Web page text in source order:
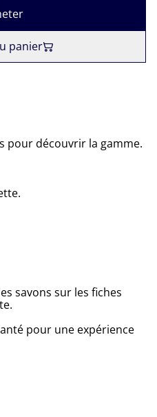
panier
pour découvrir la gamme.
savons sur les fiches
pour une expérience